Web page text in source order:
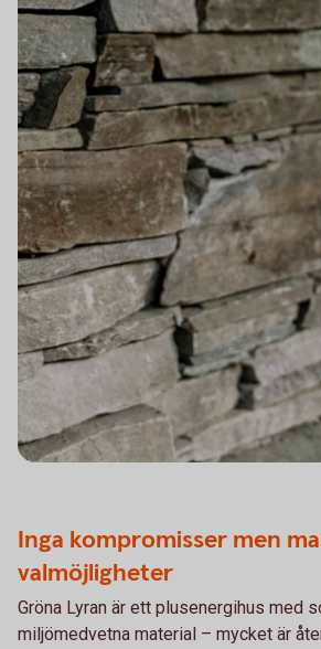
Inga kompromisser men
valmöjligheter
Gröna Lyran är ett plusenergihus med
miljömedvetna material – mycket är